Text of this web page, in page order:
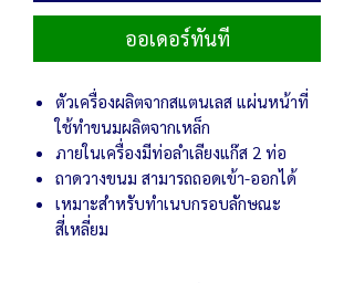
ออเดอร์ทันที
ตัวเครื่องผลิตจากสแตนเลส แผ่นหน้าที่
ใช้ทำขนมผลิตจากเหล็ก
ภายในเครื่องมีท่อลำเลียงแก๊ส 2 ท่อ
ถาดวางขนม สามารถถอดเข้า-ออกได้
เหมาะสำหรับทำเนบกรอบลักษณะ
สี่เหลี่ยม